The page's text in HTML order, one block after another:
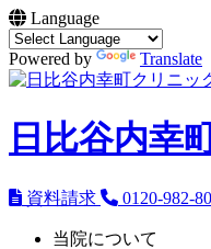
Language
Powered by Translate
日比谷内幸
資料請求 0120-982-
当院について